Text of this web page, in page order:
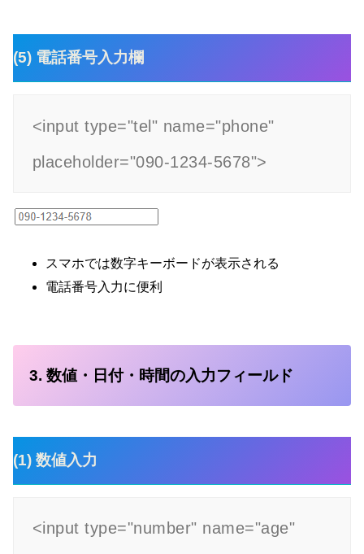
(5) 電話番号入力欄
<input type="tel" name="phone"
placeholder="090-1234-5678">
スマホでは数字キーボードが表示される
電話番号入力に便利
3. 数値・日付・時間の入力フィールド
(1) 数値入力
<input type="number" name="age"